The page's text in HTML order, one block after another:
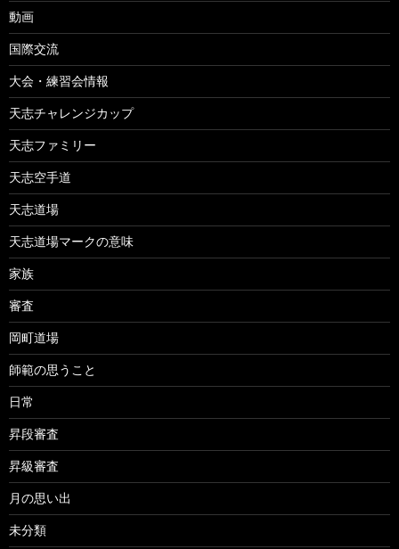
動画
国際交流
大会・練習会情報
天志チャレンジカップ
天志ファミリー
天志空手道
天志道場
天志道場マークの意味
家族
審査
岡町道場
師範の思うこと
日常
昇段審査
昇級審査
月の思い出
未分類